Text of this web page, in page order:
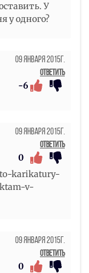
У
у одного?
09 Января 2015г.
Ответить
-6
09 Января 2015г.
Ответить
0
karikatury-
v-
09 Января 2015г.
Ответить
0